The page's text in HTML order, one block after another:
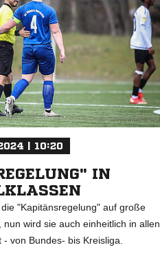
| 10:20
IN
"Kapitänsregelung" auf große
wird sie auch einheitlich in allen
von Bundes- bis Kreisliga.